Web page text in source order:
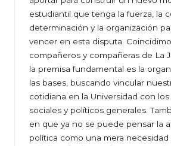
estudiantil que tenga la fuerza, la
determinación y la organización
vencer en esta disputa.
compañeros y compañeras de La
la premisa fundamental es la
las bases, buscando vincular
cotidiana en la Universidad con
sociales y políticos generales.
en que ya no se puede pensar la
política como una mera necesidad